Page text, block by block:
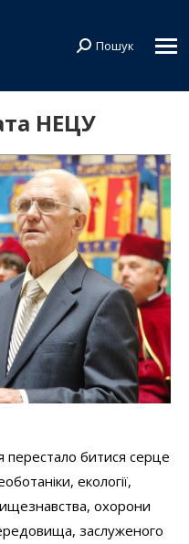
Search:
Пошук
НЕЦУ
перестало битися серце
екології,
охорони
заслуженого